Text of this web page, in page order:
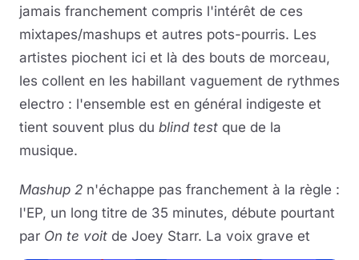
jamais franchement compris l'intérêt de ces
mixtapes/mashups et autres pots-pourris. Les
artistes piochent ici et là des bouts de morceau,
les collent en les habillant vaguement de rythmes
electro : l'ensemble est en général indigeste et
tient souvent plus du blind test que de la
musique.
Mashup 2 n'échappe pas franchement à la règle :
l'EP, un long titre de 35 minutes, débute pourtant
par On te voit de Joey Starr. La voix grave et